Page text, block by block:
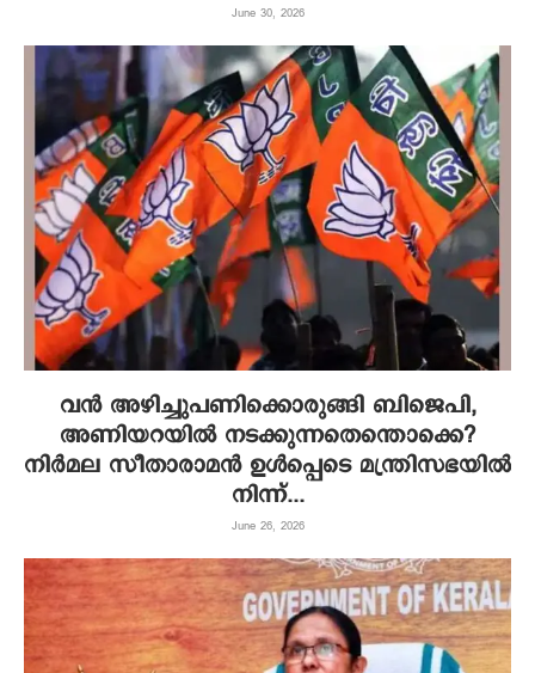
June 30, 2026
വൻ അഴിച്ചുപണിക്കൊരുങ്ങി ബിജെപി,
അണിയറയിൽ നടക്കുന്നതെന്തൊക്കെ?
നിർമല സീതാരാമൻ ഉൾപ്പെടെ മന്ത്രിസഭയിൽ
നിന്ന്...
June 26, 2026